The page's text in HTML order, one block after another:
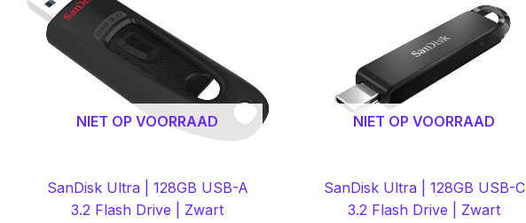
NIET OP VOORRAAD
SanDisk Ultra | 128GB USB-A
3.2 Flash Drive | Zwart
NIET OP VOORRAAD
SanDisk Ultra | 128GB USB-C
3.2 Flash Drive | Zwart